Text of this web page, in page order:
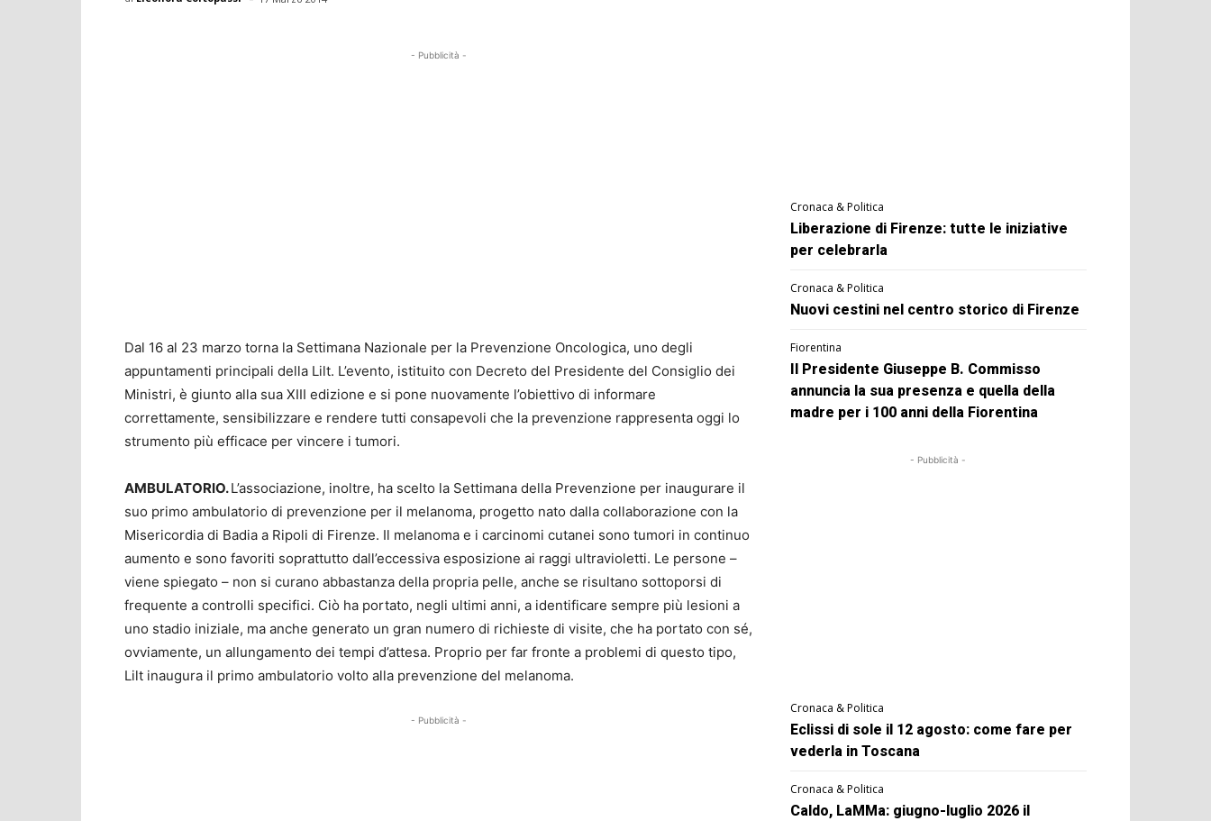
- Pubblicità -
Dal 16 al 23 marzo torna la Settimana Nazionale per la Prevenzione Oncologica, uno degli
appuntamenti principali della Lilt. L’evento, istituito con Decreto del Presidente del Consiglio dei
Ministri, è giunto alla sua XIII edizione e si pone nuovamente l’obiettivo di informare
correttamente, sensibilizzare e rendere tutti consapevoli che la prevenzione rappresenta oggi lo
strumento più efficace per vincere i tumori.
AMBULATORIO.L’associazione, inoltre, ha scelto la Settimana della Prevenzione per inaugurare il
suo primo ambulatorio di prevenzione per il melanoma, progetto nato dalla collaborazione con la
Misericordia di Badia a Ripoli di Firenze. Il melanoma e i carcinomi cutanei sono tumori in continuo
aumento e sono favoriti soprattutto dall’eccessiva esposizione ai raggi ultravioletti. Le persone –
viene spiegato – non si curano abbastanza della propria pelle, anche se risultano sottoporsi di
frequente a controlli specifici. Ciò ha portato, negli ultimi anni, a identificare sempre più lesioni a
uno stadio iniziale, ma anche generato un gran numero di richieste di visite, che ha portato con sé,
ovviamente, un allungamento dei tempi d’attesa. Proprio per far fronte a problemi di questo tipo,
Lilt inaugura il primo ambulatorio volto alla prevenzione del melanoma.
- Pubblicità -
Cronaca & Politica
Liberazione di Firenze: tutte le iniziative
per celebrarla
Cronaca & Politica
Nuovi cestini nel centro storico di Firenze
Fiorentina
Il Presidente Giuseppe B. Commisso
annuncia la sua presenza e quella della
madre per i 100 anni della Fiorentina
- Pubblicità -
Cronaca & Politica
Eclissi di sole il 12 agosto: come fare per
vederla in Toscana
Cronaca & Politica
Caldo, LaMMa: giugno-luglio 2026 il